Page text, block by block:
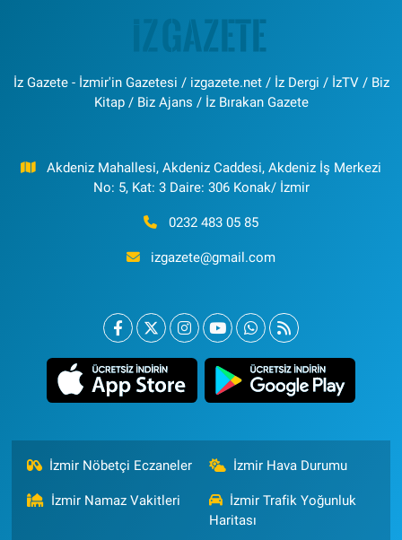
İz Gazete - İzmir'in Gazetesi / izgazete.net / İz Dergi / İzTV / Biz
Kitap / Biz Ajans / İz Bırakan Gazete
Akdeniz Mahallesi, Akdeniz Caddesi, Akdeniz İş Merkezi
No: 5, Kat: 3 Daire: 306 Konak/ İzmir
0232 483 05 85
izgazete@gmail.com
İzmir Nöbetçi Eczaneler İzmir Hava Durumu
İzmir Namaz Vakitleri
İzmir Trafik Yoğunluk
Haritası